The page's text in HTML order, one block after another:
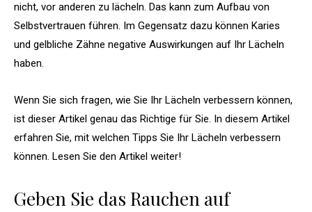
nicht, vor anderen zu lächeln. Das kann zum Aufbau von
Selbstvertrauen führen. Im Gegensatz dazu können Karies
und gelbliche Zähne negative Auswirkungen auf Ihr Lächeln
haben.
Wenn Sie sich fragen, wie Sie Ihr Lächeln verbessern können,
ist dieser Artikel genau das Richtige für Sie. In diesem Artikel
erfahren Sie, mit welchen Tipps Sie Ihr Lächeln verbessern
können. Lesen Sie den Artikel weiter!
Geben Sie das Rauchen auf